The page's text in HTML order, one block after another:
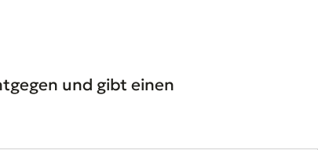
und gibt einen